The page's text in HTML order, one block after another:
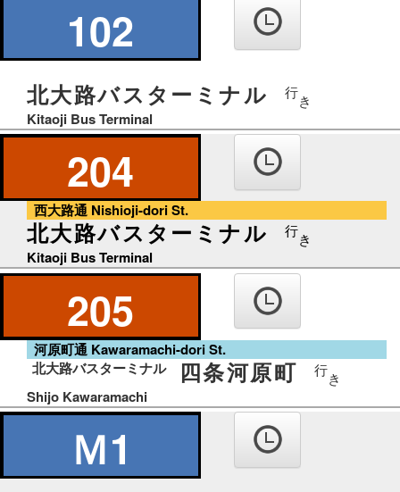
102
北大路バスターミナル 行き
Kitaoji Bus Terminal
204
西大路通 Nishioji-dori St.
北大路バスターミナル 行き
Kitaoji Bus Terminal
205
河原町通 Kawaramachi-dori St.
北大路バスターミナル
四条河原町 行き
Shijo Kawaramachi
Ｍ1